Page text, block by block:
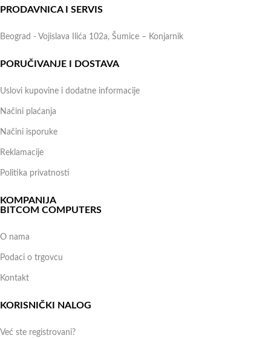
PRODAVNICA I SERVIS
Beograd - Vojislava Ilića 102a, Šumice – Konjarnik
PORUČIVANJE I DOSTAVA
Uslovi kupovine i dodatne informacije
Načini plaćanja
Načini isporuke
Reklamacije
Politika privatnosti
KOMPANIJA
BITCOM COMPUTERS
O nama
Podaci o trgovcu
Kontakt
KORISNIČKI NALOG
Već ste registrovani?